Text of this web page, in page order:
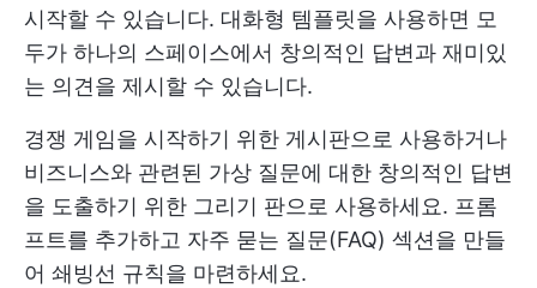
시작할 수 있습니다. 대화형 템플릿을 사용하면 모
두가 하나의 스페이스에서 창의적인 답변과 재미있
는 의견을 제시할 수 있습니다.
경쟁 게임을 시작하기 위한 게시판으로 사용하거나
비즈니스와 관련된 가상 질문에 대한 창의적인 답변
을 도출하기 위한 그리기 판으로 사용하세요. 프롬
프트를 추가하고 자주 묻는 질문(FAQ) 섹션을 만들
어 쇄빙선 규칙을 마련하세요.